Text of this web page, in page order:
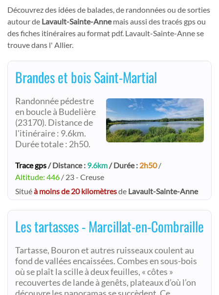
Découvrez des idées de balades, de randonnées ou de sorties
autour de Lavault-Sainte-Annemais aussi des tracés gps ou
des fiches itinéraires au format pdf. Lavault-Sainte-Anne se
trouve dans l' Allier.
Brandes et bois Saint-Martial
Randonnée pédestre
en boucle à Budelière
(23170). Distance de
l'itinéraire : 9.6km.
Durée totale : 2h50.
Trace gps/ Distance : 9.6km/ Durée : 2h50/
Altitude: 446 / 23 - Creuse
Situéà moins de 20 kilomètresde Lavault-Sainte-Anne
Les tartasses - Marcillat-en-Combraille
Tartasse, Bouron et autres ruisseaux coulent au
fond de vallées encaissées. Combes en sous-bois
où se plaît la scille à deux feuilles, « côtes »
recouvertes de lande à genêts, plateaux d’où l’on